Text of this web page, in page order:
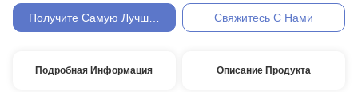
Получите Самую Лучшую Цену Свяжитесь С Нами
Подробная Информация Описание Продукта